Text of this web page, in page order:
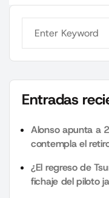
Entradas
Alonso apunta a
contempla el
¿El regreso de
fichaje del piloto